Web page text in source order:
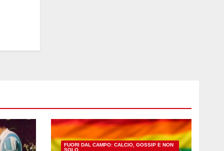
FUORI DAL CAMPO: CALCIO, GOSSIP E NON
SOLO